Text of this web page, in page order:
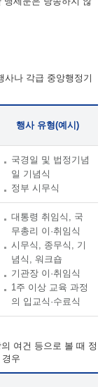
사나 각급 중앙행정기
행사 유형(예시)
국경일 및 법정기념
일 기념식
정부 시무식
대통령 취임식, 국
무총리 이·취임식
시무식, 종무식, 기
념식, 워크숍
기관장 이·취임식
1주 이상 교육 과정
의 입교식·수료식
여건 등으로 볼 때 정
우